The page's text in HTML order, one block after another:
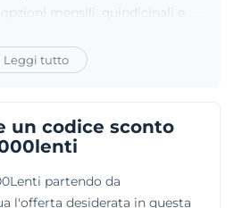
mensili, quindicinali e
ospita brand di primissimo
e Acuvue. A
soluzioni per la cura
L'acquisto tramite e-
di ricevere una
Leggi tutto
un codice sconto
partendo da
l'offerta desiderata in questa